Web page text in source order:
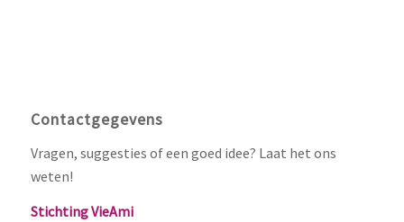
Contactgegevens
Vragen, suggesties of een goed idee? Laat het ons
weten!
Stichting VieAmi